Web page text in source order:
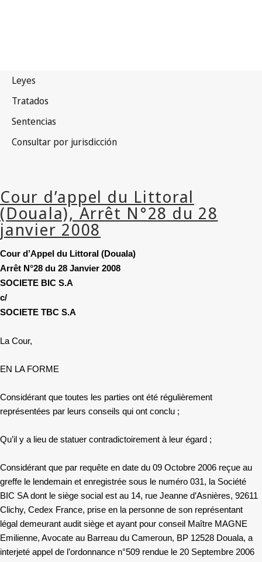
Cour d’Appel du Littoral (Douala)
Arrêt N°28 du 28 Janvier 2008
SOCIETE BIC S.A
c/
SOCIETE TBC S.A
La Cour,
EN LA FORME
Considérant que toutes les parties ont été régulièrement
représentées par leurs conseils qui ont conclu ;
Qu’il y a lieu de statuer contradictoirement à leur égard ;
Considérant que par requête en date du 09 Octobre 2006 reçue au
greffe le lendemain et enregistrée sous le numéro 031, la Société
BIC SA dont le siège social est au 14, rue Jeanne d’Asnières, 92611
Clichy, Cedex France, prise en la personne de son représentant
légal demeurant audit siège et ayant pour conseil Maître MAGNE
Emilienne, Avocate au Barreau du Cameroun, BP 12528 Douala, a
interjeté appel de l’ordonnance n°509 rendue le 20 Septembre 2006